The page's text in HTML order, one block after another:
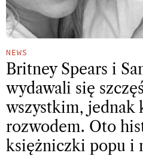
NEWS
Britney Spears i
wydawali się
wszystkim, jednak
rozwodem. Oto
księżniczki popu i